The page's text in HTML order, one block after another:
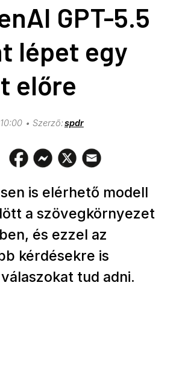
GPT-5.5
lépet egy
előre
spdr
is elérhető modell
a szövegkörnyezet
és ezzel az
kérdésekre is
tud adni.